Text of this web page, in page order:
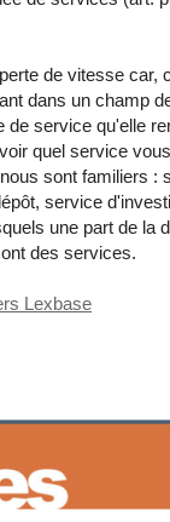
de vitesse car,
dans un champ
de service qu'elle
quel service
sont familiers :
service
une part de la
des services.
Lexbase